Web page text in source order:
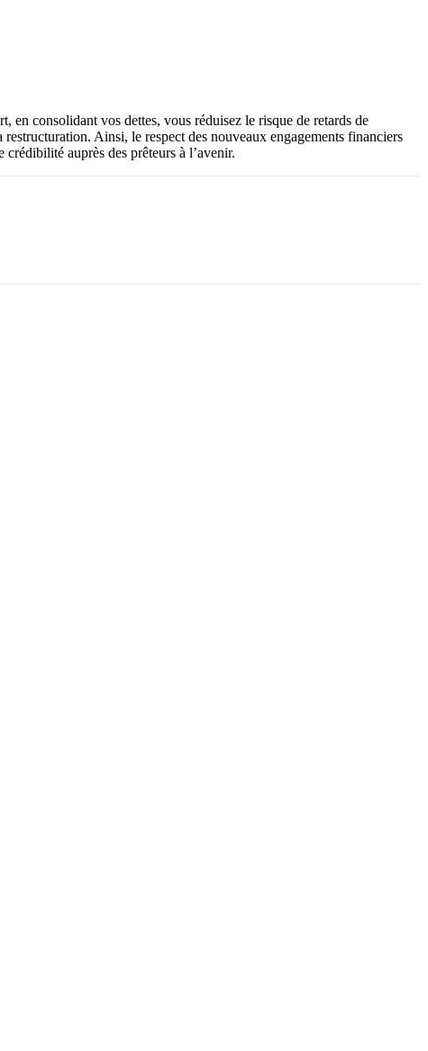
en consolidant vos dettes, vous réduisez le risque de retards de
Ainsi, le respect des nouveaux engagements financiers
auprès des prêteurs à l’avenir.